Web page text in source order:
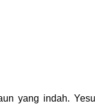
yang indah.